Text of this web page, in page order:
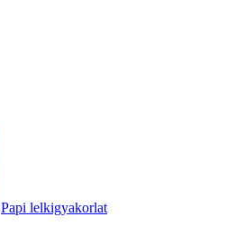
Papi lelkigyakorlat